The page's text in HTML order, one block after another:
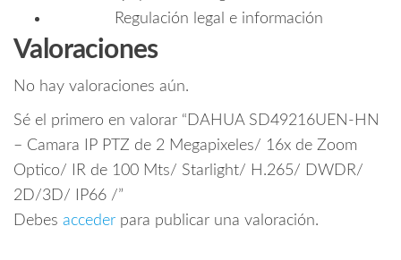
Regulación legal e información
Valoraciones
No hay valoraciones aún.
Sé el primero en valorar “DAHUA SD49216UEN-HN
– Camara IP PTZ de 2 Megapixeles/ 16x de Zoom
Optico/ IR de 100 Mts/ Starlight/ H.265/ DWDR/
2D/3D/ IP66 /”
Debes acceder para publicar una valoración.